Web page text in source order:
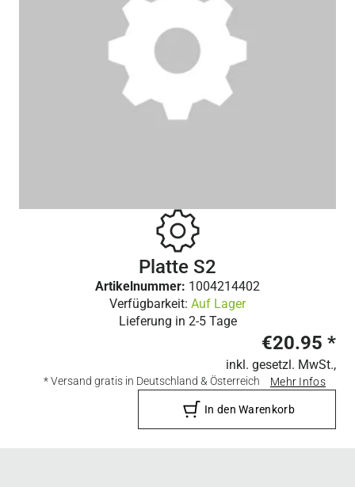
Platte S2
Artikelnummer: 1004214402
Verfügbarkeit: Auf Lager
Lieferung in 2-5 Tage
€20.95 *
inkl. gesetzl. MwSt.,
* Versand gratis in Deutschland & Österreich Mehr Infos
In den Warenkorb